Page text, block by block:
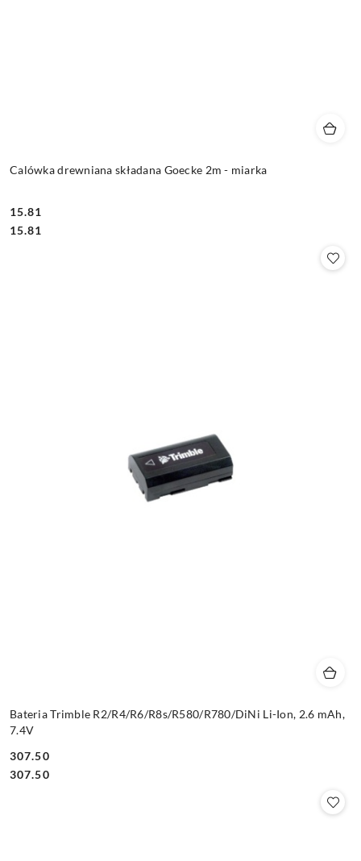
Calówka drewniana składana Goecke 2m - miarka
Cena:
15.81
Cena:
15.81
Bateria Trimble R2/R4/R6/R8s/R580/R780/DiNi Li-Ion, 2.6 mAh,
7.4V
Cena:
307.50
Cena:
307.50